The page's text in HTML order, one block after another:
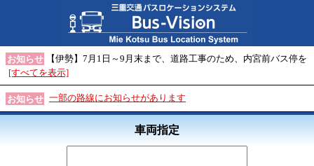
お知らせ
【伊勢】7月1日～9月末まで、道路工事のため、内宮前バス停を
[すべてを表示]
お知らせ 一部の路線にお知らせがあります
車両指定